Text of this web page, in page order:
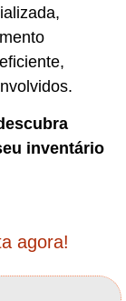
inventário
agora!